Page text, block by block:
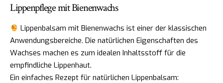
Lippenpflege mit Bienenwachs
Lippenbalsam mit Bienenwachs ist einer der klassischen
Anwendungsbereiche. Die natürlichen Eigenschaften des
Wachses machen es zum idealen Inhaltsstoff für die
empfindliche Lippenhaut.
Ein einfaches Rezept für natürlichen Lippenbalsam: